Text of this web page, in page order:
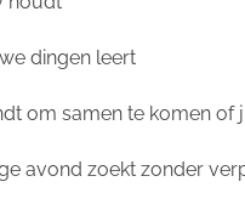
dingen leert
om samen te komen
avond zoekt zonder